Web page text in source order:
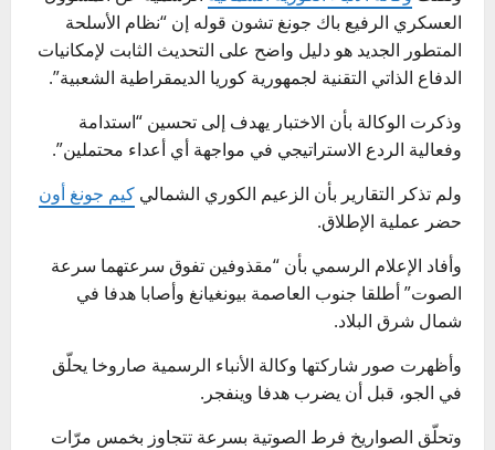
العسكري الرفيع باك جونغ تشون قوله إن “نظام الأسلحة
المتطور الجديد هو دليل واضح على التحديث الثابت لإمكانيات
الدفاع الذاتي التقنية لجمهورية كوريا الديمقراطية الشعبية”.
وذكرت الوكالة بأن الاختبار يهدف إلى تحسين “استدامة
وفعالية الردع الاستراتيجي في مواجهة أي أعداء محتملين”.
ولم تذكر التقارير بأن الزعيم الكوري الشمالي كيم جونغ أون
حضر عملية الإطلاق.
وأفاد الإعلام الرسمي بأن “مقذوفين تفوق سرعتهما سرعة
الصوت” أطلقا جنوب العاصمة بيونغيانغ وأصابا هدفا في
شمال شرق البلاد.
وأظهرت صور شاركتها وكالة الأنباء الرسمية صاروخا يحلّق
في الجو، قبل أن يضرب هدفا وينفجر.
وتحلّق الصواريخ فرط الصوتية بسرعة تتجاوز بخمس مرّات